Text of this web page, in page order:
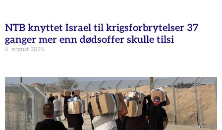
NTB knyttet Israel til krigsforbrytelser 37
ganger mer enn dødsoffer skulle tilsi
6. august 2025